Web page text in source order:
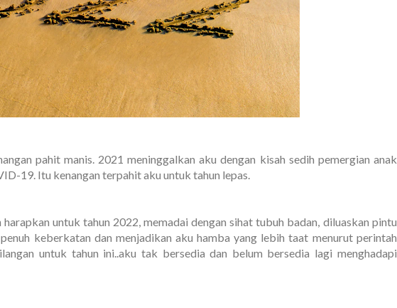
pahit manis. 2021 meninggalkan aku dengan kisah sedih pemergian anak
19. Itu kenangan terpahit aku untuk tahun lepas.
untuk tahun 2022, memadai dengan sihat tubuh badan, diluaskan pintu
keberkatan dan menjadikan aku hamba yang lebih taat menurut perintah
untuk tahun ini..aku tak bersedia dan belum bersedia lagi menghadapi